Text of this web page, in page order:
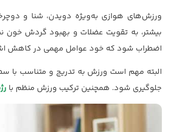
ورزش‌های هوازی به‌ویژه دویدن، شنا و
بیشتر، به تقویت عضلات و بهبود گردش خون
اضطراب شود که خود عوامل مهمی در کاهش
البته مهم است ورزش به تدریج و متناسب با
جلوگیری شود. همچنین ترکیب ورزش منظم با